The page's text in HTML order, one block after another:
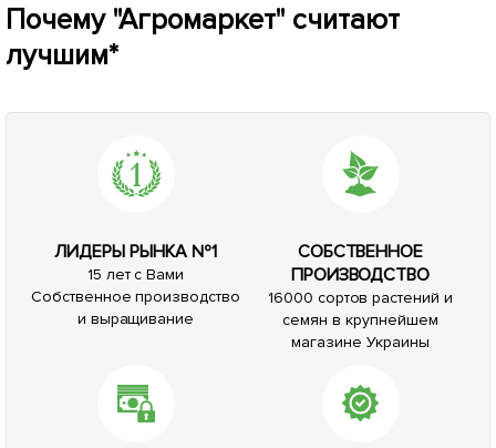
Почему "Агромаркет" считают
лучшим*
ЛИДЕРЫ РЫНКА №1
15 лет с Вами
Собственное производство
и выращивание
СОБСТВЕННОЕ
ПРОИЗВОДСТВО
16000 сортов растений и
семян в крупнейшем
магазине Украины